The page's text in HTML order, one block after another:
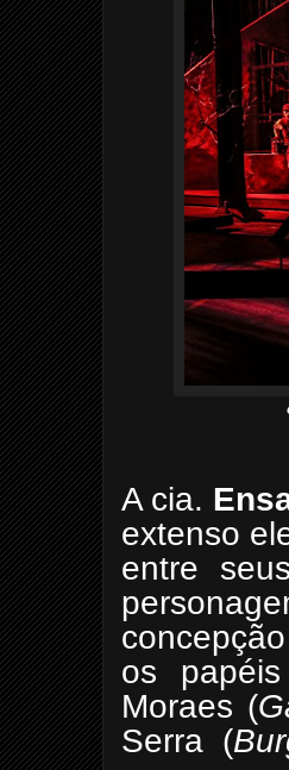
A cia.
extenso
entre
concepção
os
Moraes (
Serra (